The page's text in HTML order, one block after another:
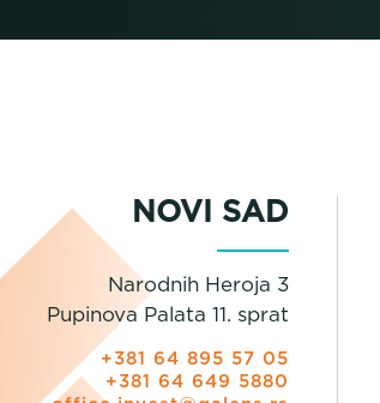
NOVI SAD
Narodnih Heroja 3
Pupinova Palata 11. sprat
+381 64 895 57 05
+381 64 649 5880